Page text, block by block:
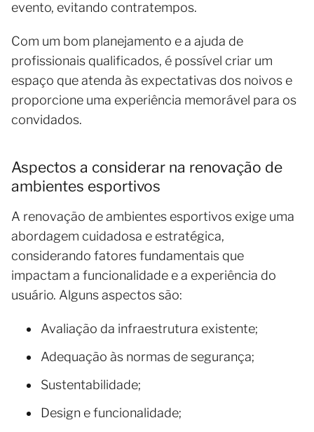
evento, evitando contratempos.
Com um bom planejamento e a ajuda de
profissionais qualificados, é possível criar um
espaço que atenda às expectativas dos noivos e
proporcione uma experiência memorável para os
convidados.
Aspectos a considerar na renovação de
ambientes esportivos
A renovação de ambientes esportivos exige uma
abordagem cuidadosa e estratégica,
considerando fatores fundamentais que
impactam a funcionalidade e a experiência do
usuário. Alguns aspectos são:
Avaliação da infraestrutura existente;
Adequação às normas de segurança;
Sustentabilidade;
Design e funcionalidade;